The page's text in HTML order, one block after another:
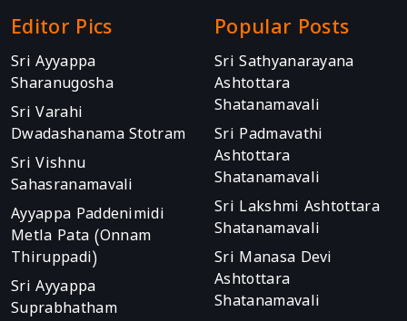
Editor Pics
Sri Ayyappa
Sharanugosha
Sri Varahi
Dwadashanama Stotram
Sri Vishnu
Sahasranamavali
Ayyappa Paddenimidi
Metla Pata (Onnam
Thiruppadi)
Sri Ayyappa
Suprabhatham
Popular Posts
Sri Sathyanarayana
Ashtottara
Shatanamavali
Sri Padmavathi
Ashtottara
Shatanamavali
Sri Lakshmi Ashtottara
Shatanamavali
Sri Manasa Devi
Ashtottara
Shatanamavali